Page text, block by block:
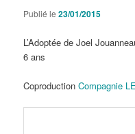
Publié le23/01/2015
L’Adoptée de Joel
6 ans
CoproductionCompagnie